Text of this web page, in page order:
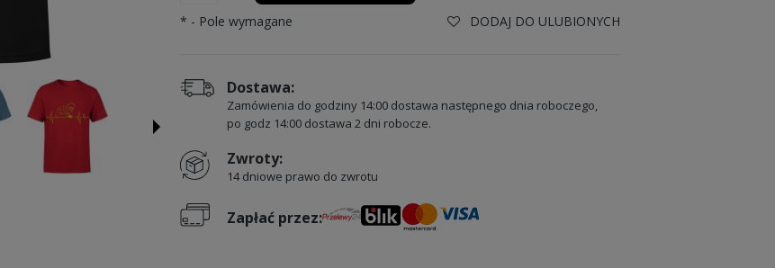
DODAJ DO ULUBIONYCH
* - Pole wymagane
Dostawa:
Zamówienia do godziny 14:00 dostawa następnego dnia roboczego,
po godz 14:00 dostawa 2 dni robocze.
Zwroty:
14 dniowe prawo do zwrotu
Zapłać przez: